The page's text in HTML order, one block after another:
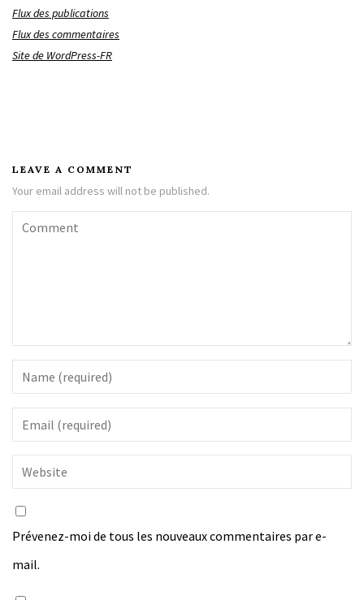
Flux des publications
Flux des commentaires
Site de WordPress-FR
LEAVE A COMMENT
Your email address will not be published.
Prévenez-moi de tous les nouveaux commentaires par e-
mail.